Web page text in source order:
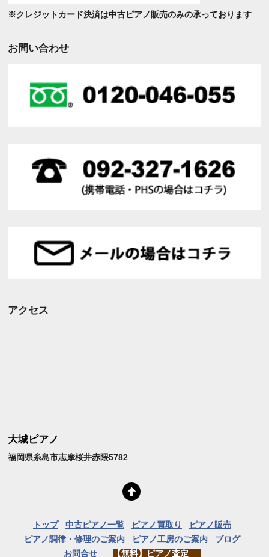
※クレジットカード決済は中古ピアノ販売のみの承っております
お問い合わせ
アクセス
大城ピアノ
福岡県糸島市志摩桜井赤隈5782
トップ 中古ピアノ一覧 ピアノ買取り
ピアノ販売
ピアノ調律・修理のご案内
ピアノ工房のご案内
ブログ
お問合せ
【無料】ピアノ査定